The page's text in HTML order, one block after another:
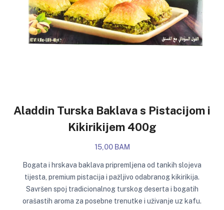
Aladdin Turska Baklava s Pistacijom i
Kikirikijem 400g
15,00 BAM
Bogata i hrskava baklava pripremljena od tankih slojeva
tijesta, premium pistacija i pažljivo odabranog kikirikija.
Savršen spoj tradicionalnog turskog deserta i bogatih
orašastih aroma za posebne trenutke i uživanje uz kafu.